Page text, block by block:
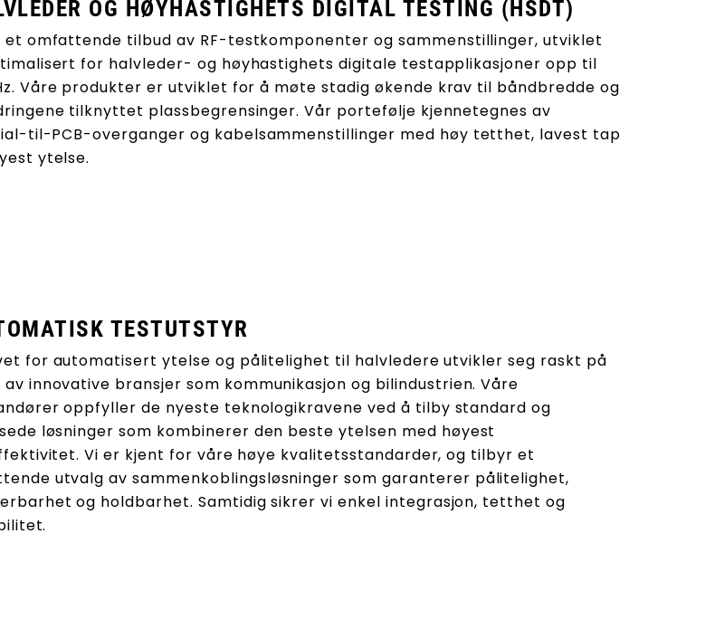
OG HØYHASTIGHETS DIGITAL TESTING (HSDT)
et omfattende tilbud av RF-testkomponenter og sammenstillinger, utviklet
for halvleder- og høyhastighets digitale testapplikasjoner opp til
Våre produkter er utviklet for å møte stadig økende krav til båndbredde og
tilknyttet plassbegrensinger. Vår portefølje kjennetegnes av
til-PCB-overganger og kabelsammenstillinger med høy tetthet, lavest tap
ytelse.
TESTUTSTYR
for automatisert ytelse og pålitelighet til halvledere utvikler seg raskt på
av innovative bransjer som kommunikasjon og bilindustrien. Våre
oppfyller de nyeste teknologikravene ved å tilby standard og
løsninger som kombinerer den beste ytelsen med høyest
Vi er kjent for våre høye kvalitetsstandarder, og tilbyr et
utvalg av sammenkoblingsløsninger som garanterer pålitelighet,
og holdbarhet. Samtidig sikrer vi enkel integrasjon, tetthet og